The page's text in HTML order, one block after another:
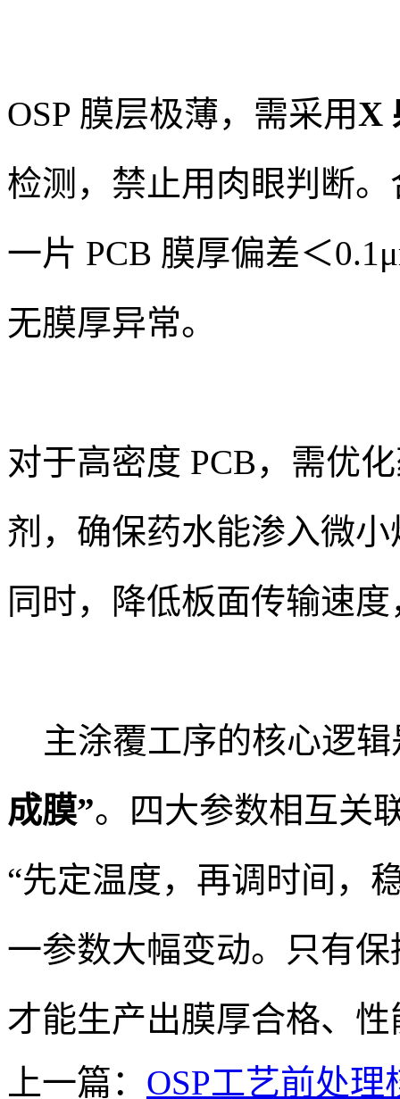
OSP 膜层极薄，需采用X
检测，禁止用肉眼判断
一片 PCB 膜厚偏差＜
无膜厚异常。
对于高密度 PCB，需优
剂，确保药水能渗入微
同时，降低板面传输速
主涂覆工序的核心逻辑
成膜”。四大参数相互关
“先定温度，再调时间，
一参数大幅变动。只有
才能生产出膜厚合格、性
上一篇： OSP工艺前处